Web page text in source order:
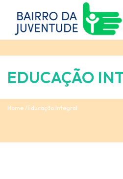
EDUCAÇÃO
Home Educação Integral